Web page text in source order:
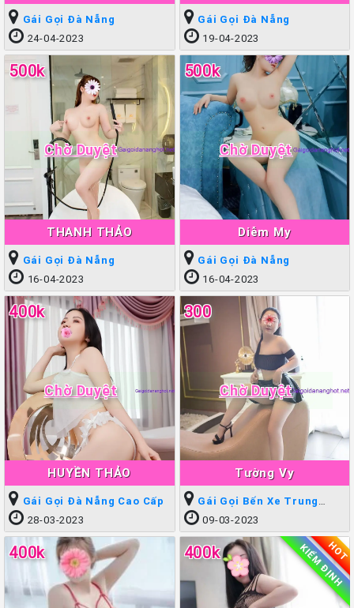
Gái Gọi Đà Nẵng
24-04-2023
Gái Gọi Đà Nẵng
19-04-2023
THANH THẢO
500k
Chờ Duyệt
Gái Gọi Đà Nẵng
16-04-2023
Diễm My
500k
Chờ Duyệt
Gái Gọi Đà Nẵng
16-04-2023
HUYỀN THẢO
400k
Chờ Duyệt
Gái Gọi Đà Nẵng Cao Cấp
28-03-2023
Tường Vy
300
Chờ Duyệt
Gái Gọi Bến Xe Trung
Tâm09-03-2023
400k 400k HOT
KIỂM ĐỊNH